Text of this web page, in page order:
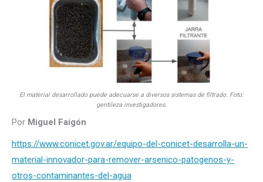
El material desarrollado puede adecuarse a diversos sistemas de filtrado. Foto:
gentileza investigadores.
Por Miguel Faigón
https://www.conicet.gov.ar/equipo-del-conicet-desarrolla-un-
material-innovador-para-remover-arsenico-patogenos-y-
otros-contaminantes-del-agua